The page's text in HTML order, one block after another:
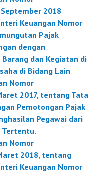
2018
Keuangan Nomor
Pajak
dengan
dan Kegiatan di
di Bidang Lain
Nomor
2017, tentang Tata
Pemotongan Pajak
Pegawai dari
Tertentu.
Nomor
2018, tentang
Keuangan Nomor